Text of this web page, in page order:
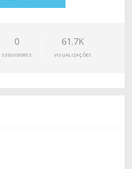
0
SEGUIDORES
61.7K
VISUALIZAÇÕES